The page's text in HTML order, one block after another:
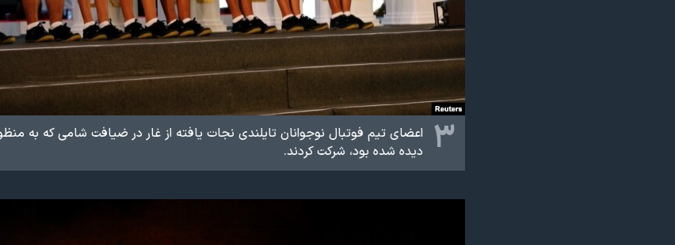
۳
اعضای تیم فوتبال نوجوانان تایلندی نجات یافته از غار در ضیافت شامی که به
دیده شده بود، شرکت کردند.